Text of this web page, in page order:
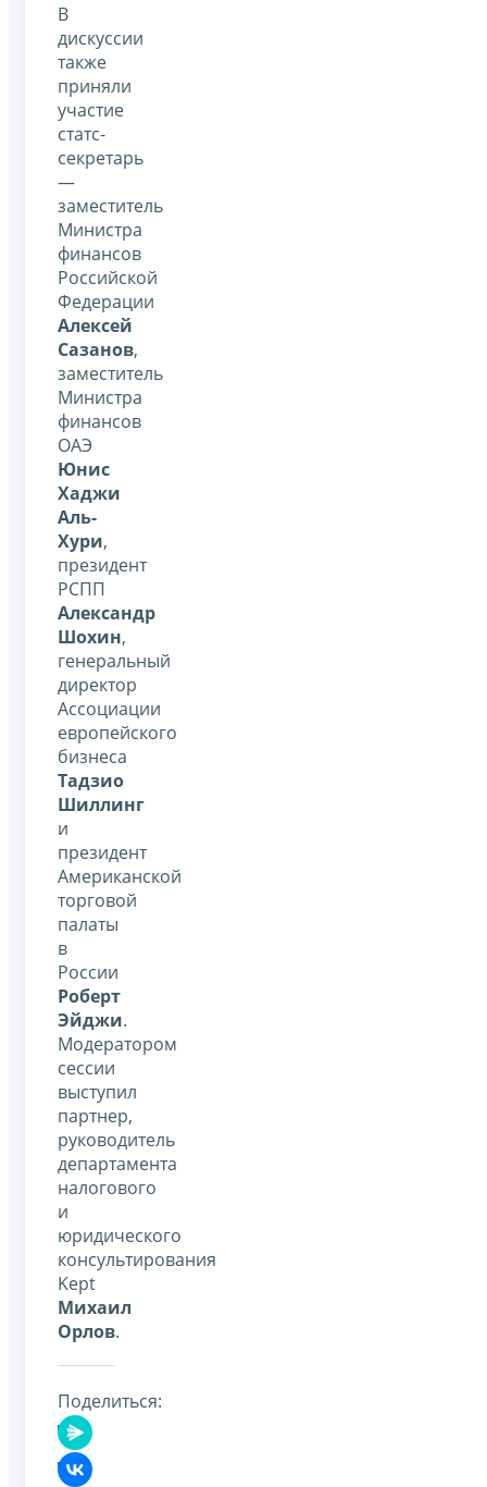
В
дискуссии
также
приняли
участие
статс-
секретарь
—
заместитель
Министра
финансов
Российской
Федерации
Алексей
Сазанов,
заместитель
Министра
финансов
ОАЭ
Юнис
Хаджи
Аль-
Хури,
президент
РСПП
Александр
Шохин,
генеральный
директор
Ассоциации
европейского
бизнеса
Тадзио
Шиллинг
и
президент
Американской
торговой
палаты
в
России
Роберт
Эйджи.
Модератором
сессии
выступил
партнер,
руководитель
департамента
налогового
и
юридического
консультирования
Kept
Михаил
Орлов.
Поделиться: